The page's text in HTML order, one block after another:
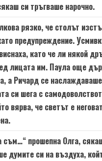
си тръгваше нарочно.
рязко, че столът
предупреждение.
като че ли някой
лицата им. Паула още
а Ричард се
си шега с
вярва, че светът е
съм…“ прошепна Олга,
думите си на въздуха,